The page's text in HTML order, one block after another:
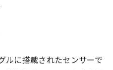
ルに搭載されたセンサーで